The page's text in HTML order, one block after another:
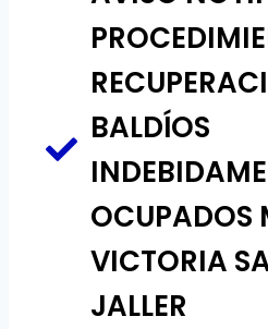
BALDÍOS
OCUPADOS
VICTORIA
JALLER